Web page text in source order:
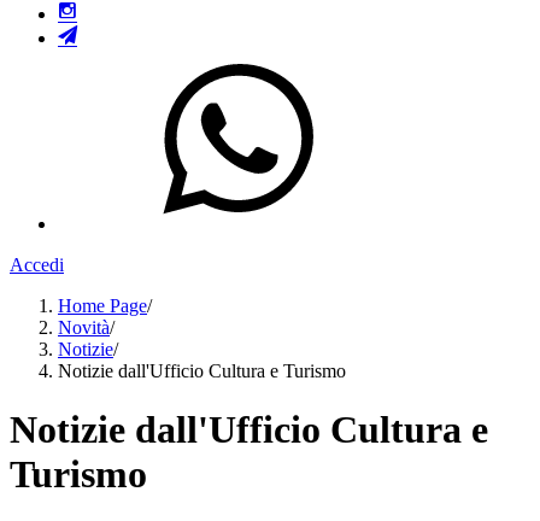
Accedi
Home Page/
Novità/
Notizie/
Notizie dall'Ufficio Cultura e Turismo
Notizie dall'Ufficio Cultura e
Turismo